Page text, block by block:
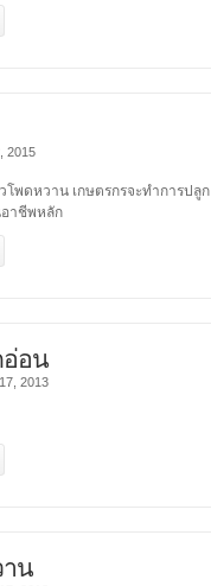
2015
พดหวาน เกษตรกรจะทำการปลูก
าชีพหลัก
อน
2013
น